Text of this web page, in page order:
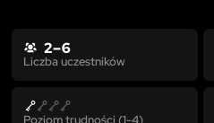
2 – 6
Liczba uczestników
Poziom trudności (1-4)